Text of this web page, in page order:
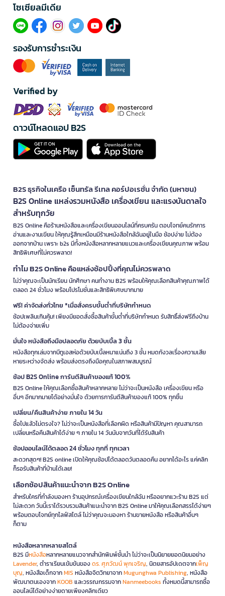
โซเซียลมีเดีย​
รองรับการชำระเงิน
Verified by
ดาวน์โหลดแอป B2S
B2S ธุรกิจในเครือ เซ็นทรัล รีเทล คอร์ปอเรชั่น จำกัด (มหาชน)
B2S Online แหล่งรวมหนังสือ เครื่องเขียน และแรงบันดาลใจ
สำหรับทุกวัย
B2S Online คือร้านหนังสือและเครื่องเขียนออนไลน์ที่ครบครัน ตอบโจทย์คนรักการ
อ่านและงานเขียน ให้คุณรู้สึกเหมือนมีร้านหนังสือใกล้ฉันอยู่ในมือ ช้อปง่าย ไม่ต้อง
ออกจากบ้าน เพราะ b2s มีทั้งหนังสือหลากหลายแนวและเครื่องเขียนคุณภาพ พร้อม
สิทธิพิเศษที่ไม่ควรพลาด!
ทำไม B2S Online คือแหล่งช้อปปิ้งที่คุณไม่ควรพลาด
ไม่ว่าคุณจะเป็นนักเรียน นักศึกษา คนทำงาน B2S พร้อมให้คุณเลือกสินค้าคุณภาพได้
ตลอด 24 ชั่วโมง พร้อมโปรโมชั่นและสิทธิพิเศษมากมาย
ฟรี! ค่าจัดส่งทั่วไทย *เมื่อสั่งครบขั้นต่ำที่บริษัทกำหนด
ช้อปเพลินเกินคุ้ม! เพียงมียอดสั่งซื้อสินค้าขั้นต่ำที่บริษัทกำหนด รับสิทธิ์ส่งฟรีถึงบ้าน
ไม่ต้องจ่ายเพิ่ม
มั่นใจ หนังสือถึงมือปลอดภัย ด้วยบับเบิ้ล 3 ชั้น
หนังสือทุกเล่มจากบีทูเอสห่อด้วยบับเบิ้ลหนาแน่นถึง 3 ชั้น หมดกังวลเรื่องความเสีย
หายระหว่างจัดส่ง พร้อมส่งตรงถึงมือคุณในสภาพสมบูรณ์
ช้อป B2S Online การันตีสินค้าของแท้ 100%
B2S Online ให้คุณเลือกซื้อสินค้าหลากหลาย ไม่ว่าจะเป็นหนังสือ เครื่องเขียน หรือ
อื่นๆ อีกมากมายได้อย่างมั่นใจ ด้วยการการันตีสินค้าของแท้ 100% ทุกชิ้น
เปลี่ยน/คืนสินค้าง่าย ภายใน 14 วัน
ซื้อไปแล้วไม่ตรงใจ? ไม่ว่าจะเป็นหนังสือที่เลือกผิด หรือสินค้ามีปัญหา คุณสามารถ
เปลี่ยนหรือคืนสินค้าได้ง่าย ๆ ภายใน 14 วันนับจากวันที่ได้รับสินค้า
ช้อปออนไลน์ได้ตลอด 24 ชั่วโมง ทุกที่ ทุกเวลา
สะดวกสุดๆ! B2S online เปิดให้คุณช้อปได้ตลอดวันตลอดคืน อยากได้อะไร แค่คลิก
ก็รอรับสินค้าที่บ้านได้เลย!
เลือกช้อปสินค้าแนะนำจาก B2S Online
สำหรับใครที่กำลังมองหา ร้านอุปกรณ์เครื่องเขียนใกล้ฉัน หรืออยากแวะร้าน B2S แต่
ไม่สะดวก วันนี้เราได้รวบรวมสินค้าแนะนำจาก B2S Online มาให้คุณเลือกสรรได้ง่ายๆ
พร้อมตอบโจทย์ทุกไลฟ์สไตล์ ไม่ว่าคุณจะมองหา ร้านขายหนังสือ หรือสินค้าอื่นๆ
ก็ตาม
หนังสือหลากหลายสไตล์
B2S มีหนังสือหลากหลายแนวจากสำนักพิมพ์ชั้นนำ ไม่ว่าจะเป็นนิยายยอดนิยมอย่าง
Lavender, ตำราเรียนเข้มข้นของดร. ศุภวัฒน์ พุกเจริญ, นิตยสารอัปเดตจากเพ็ญ
บุญ, หนังสือเด็กจากMIS หนังสือจิตวิทยาจากMugunghwa Publishing, หนังสือ
พัฒนาตนเองจากKOOB และวรรณกรรมจากNanmeebooks ทั้งหมดนี้สามารถซื้อ
ออนไลน์ได้อย่างง่ายดายเพียงคลิกเดียว